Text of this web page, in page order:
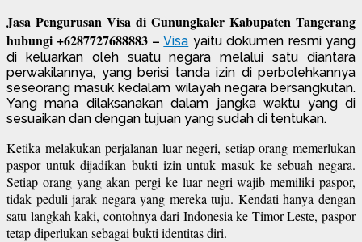
Jasa Pengurusan Visa di Gunungkaler Kabupaten Tangerang
hubungi +6287727688883 –Visa yaitu dokumen resmi yang
di keluarkan oleh suatu negara melalui satu diantara
perwakilannya, yang berisi tanda izin di perbolehkannya
seseorang masuk kedalam wilayah negara bersangkutan.
Yang mana dilaksanakan dalam jangka waktu yang di
sesuaikan dan dengan tujuan yang sudah di tentukan.
Ketika melakukan perjalanan luar negeri, setiap orang memerlukan
paspor untuk dijadikan bukti izin untuk masuk ke sebuah negara.
Setiap orang yang akan pergi ke luar negri wajib memiliki paspor,
tidak peduli jarak negara yang mereka tuju. Kendati hanya dengan
satu langkah kaki, contohnya dari Indonesia ke Timor Leste, paspor
tetap diperlukan sebagai bukti identitas diri.